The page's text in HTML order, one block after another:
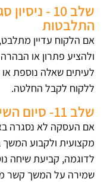
שלב 10 -
התלבטות
אם הלקוח עדיין
ולהציע פתרון או
לעיתים שאלה נוספת או
ללקוח לקבל החלטה.
שלב 11- סיום השיחה וקביעת המשך
אם העסקה לא נסגרה
מקצועית ולקבוע המשך
לדוגמה, קביעת שיחה
שמירה על המשך קשר